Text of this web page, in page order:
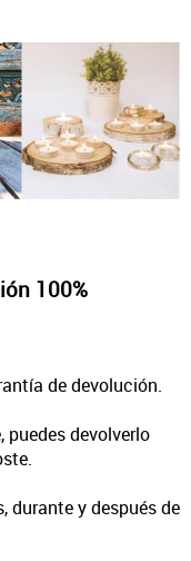
100%
de devolución.
devolverlo
durante y después de